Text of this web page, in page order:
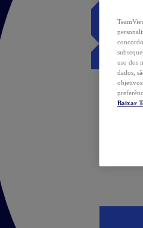
uso dos
dados,
objetivos
Baixar